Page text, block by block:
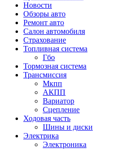
Новости
Обзоры авто
Ремонт авто
Салон автомобиля
Страхование
Топливная система
Гбо
Тормозная система
Трансмиссия
Мкпп
АКПП
Вариатор
Сцепление
Ходовая часть
Шины и диски
Электрика
Электроника